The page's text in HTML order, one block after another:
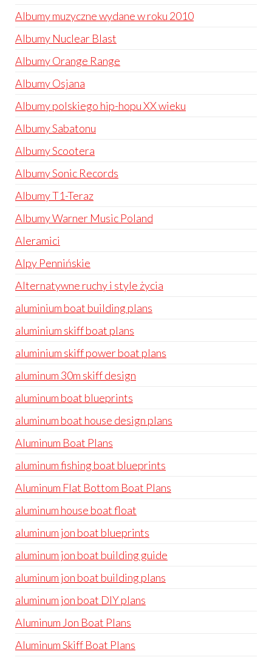
Albumy muzyczne wydane w roku 2010
Albumy Nuclear Blast
Albumy Orange Range
Albumy Osjana
Albumy polskiego hip-hopu XX wieku
Albumy Sabatonu
Albumy Scootera
Albumy Sonic Records
Albumy T1-Teraz
Albumy Warner Music Poland
Aleramici
Alpy Pennińskie
Alternatywne ruchy i style życia
aluminium boat building plans
aluminium skiff boat plans
aluminium skiff power boat plans
aluminum 30m skiff design
aluminum boat blueprints
aluminum boat house design plans
Aluminum Boat Plans
aluminum fishing boat blueprints
Aluminum Flat Bottom Boat Plans
aluminum house boat float
aluminum jon boat blueprints
aluminum jon boat building guide
aluminum jon boat building plans
aluminum jon boat DIY plans
Aluminum Jon Boat Plans
Aluminum Skiff Boat Plans